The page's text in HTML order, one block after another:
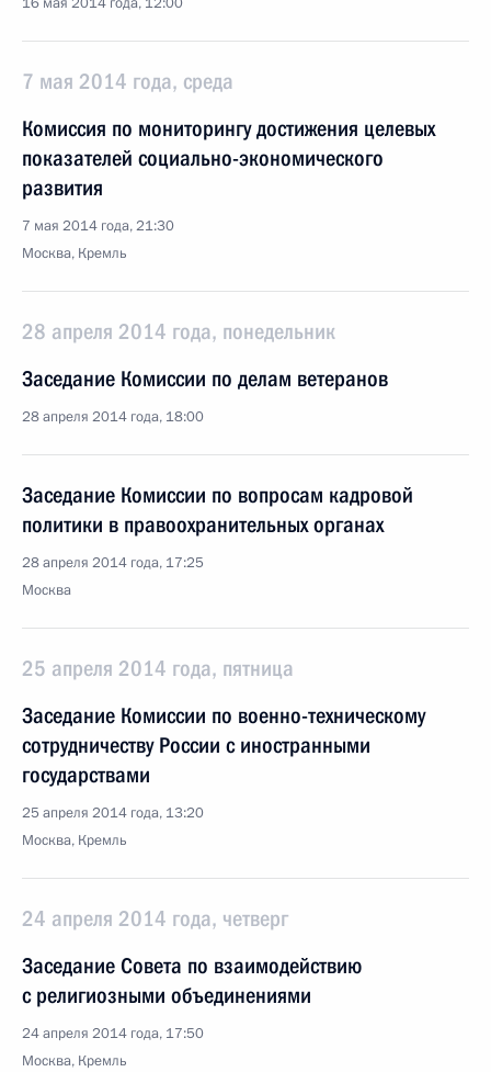
7 мая 2014 года, среда
Комиссия по мониторингу достижения целевых
показателей социально-экономического
развития
7 мая 2014 года, 21:30
Москва, Кремль
28 апреля 2014 года, понедельник
Заседание Комиссии по делам ветеранов
28 апреля 2014 года, 18:00
Заседание Комиссии по вопросам кадровой
политики в правоохранительных органах
28 апреля 2014 года, 17:25
Москва
25 апреля 2014 года, пятница
Заседание Комиссии по военно-техническому
сотрудничеству России с иностранными
государствами
25 апреля 2014 года, 13:20
Москва, Кремль
24 апреля 2014 года, четверг
Заседание Совета по взаимодействию
с религиозными объединениями
24 апреля 2014 года, 17:50
Москва, Кремль